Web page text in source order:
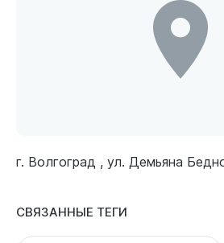
г. Волгоград , ул. Демьяна
СВЯЗАННЫЕ ТЕГИ